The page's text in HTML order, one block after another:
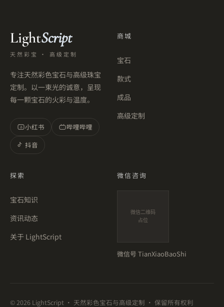
LightScript
天然彩宝 · 高级定制
专注天然彩色宝石与高级珠宝
定制。以一束光的诚意，呈现
每一颗宝石的火彩与温度。
小 小红书
哔哩哔哩
抖音
商城
宝石
款式
成品
高级定制
探索
宝石知识
资讯动态
关于 LightScript
微信咨询
微信二维码
占位
微信号 TianXiaoBaoShi
© 2026 LightScript · 天然彩色宝石与高级定制 · 保留所有权利